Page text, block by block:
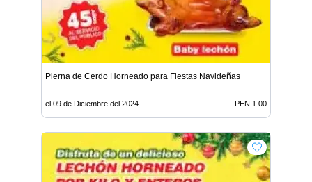
Pierna de Cerdo Horneado para Fiestas Navideñas
el 09 de Diciembre del 2024 PEN 1.00